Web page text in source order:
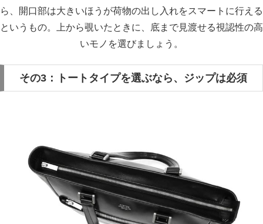
ら、開口部は大きいほうが荷物の出し入れをスマートに行える
というもの。上から覗いたときに、底まで見渡せる視認性の高
いモノを選びましょう。
その3：トートタイプを選ぶなら、ジップは必須